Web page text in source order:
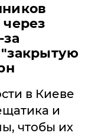
в Киеве
и
чтобы их